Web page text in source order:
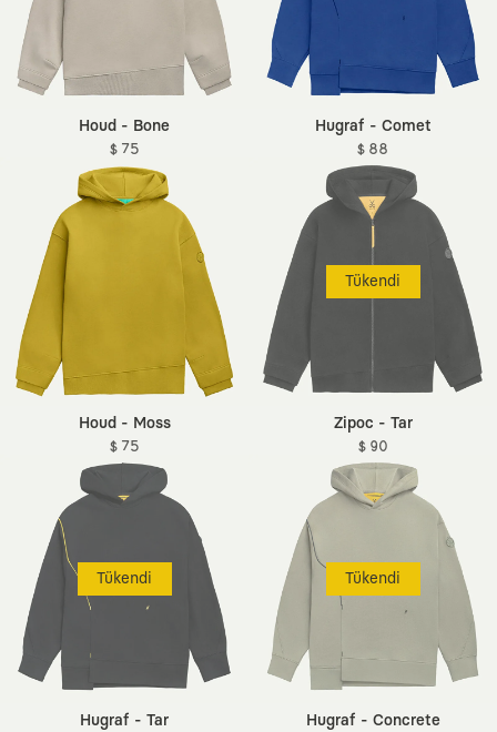
Houd - Bone
$ 75
Hugraf - Comet
$ 88
Houd - Moss
$ 75
Tükendi
Zipoc - Tar
$ 90
Tükendi
Hugraf - Tar
Tükendi
Hugraf - Concrete